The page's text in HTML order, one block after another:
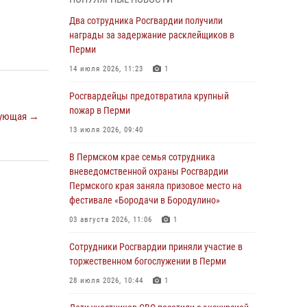
→
Росгвардеец спас тонущую женщину в
Пермском крае
30 июля 2026, 05:19
торжественном богослужении в Перми
28 июля 2026, 10:44
при задержании участников преступной
группы в Пермском крае
28 июля 2026, 06:15
Сотрудник СОБР «Стрелец» провели встречу
Росгвардией»
24 июля 2026, 08:45 2
Два сотрудника Росгвардии получили
награды за задержание расклейщиков в
Перми
14 июля 2026, 11:23 1
Росгвардейцы предотвратила крупный
пожар в Перми
13 июля 2026, 09:40
В Пермском крае семья сотрудника
вневедомственной охраны Росгвардии
Пермского края заняла призовое место на
фестивале «Бородачи в Бородулино»
03 августа 2026, 11:06 1
Сотрудники Росгвардии приняли участие в
торжественном богослужении в Перми
28 июля 2026, 10:44 1